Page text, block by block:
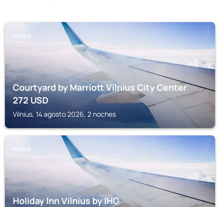
VILNIUS
Courtyard by Marriott Vilnius City Center
272USD
Vilnius, 14 agosto 2026, 2 noches
VILNIUS
Holiday Inn Vilnius by IHG